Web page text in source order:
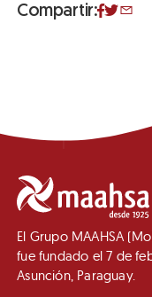
Compartir:
El Grupo MAAHSA
fue fundado el 7 de
Asunción, Paraguay.